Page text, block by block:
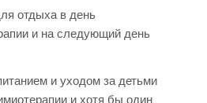
отдыха в день
и на следующий день
и уходом за детьми
и хотя бы один